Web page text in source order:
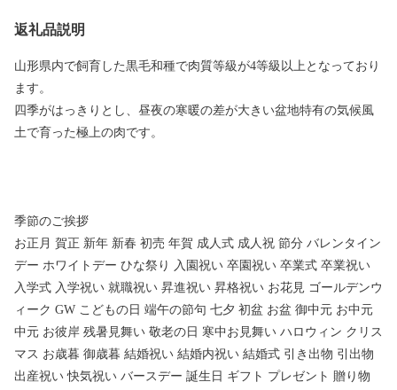
返礼品説明
山形県内で飼育した黒毛和種で肉質等級が4等級以上となっており
ます。
四季がはっきりとし、昼夜の寒暖の差が大きい盆地特有の気候風
土で育った極上の肉です。
季節のご挨拶
お正月 賀正 新年 新春 初売 年賀 成人式 成人祝 節分 バレンタイン
デー ホワイトデー ひな祭り 入園祝い 卒園祝い 卒業式 卒業祝い
入学式 入学祝い 就職祝い 昇進祝い 昇格祝い お花見 ゴールデンウ
ィーク GW こどもの日 端午の節句 七夕 初盆 お盆 御中元 お中元
中元 お彼岸 残暑見舞い 敬老の日 寒中お見舞い ハロウィン クリス
マス お歳暮 御歳暮 結婚祝い 結婚内祝い 結婚式 引き出物 引出物
出産祝い 快気祝い バースデー 誕生日 ギフト プレゼント 贈り物